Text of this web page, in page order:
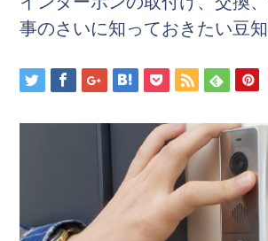
事のさいに知っておきたい豆